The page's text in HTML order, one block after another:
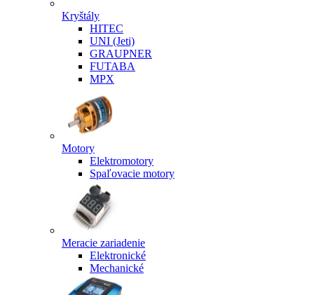
Kryštály
HITEC
UNI (Jeti)
GRAUPNER
FUTABA
MPX
Motory
Elektromotory
Spaľovacie motory
Meracie zariadenie
Elektronické
Mechanické